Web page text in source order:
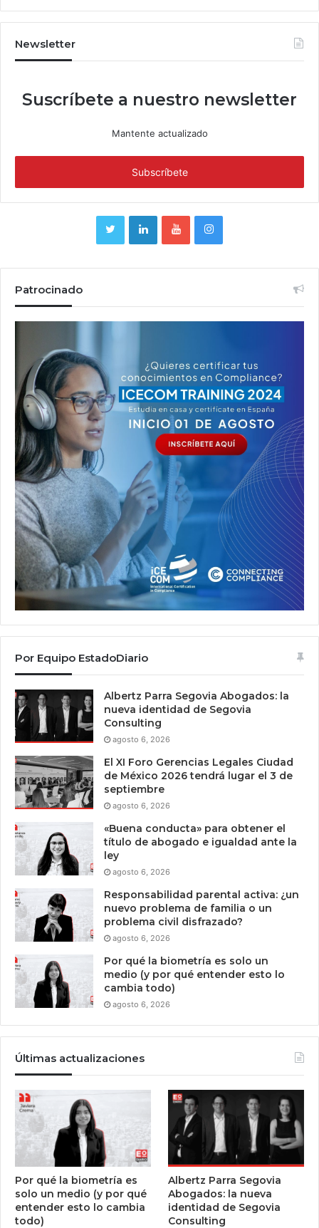
Newsletter
Suscríbete a nuestro newsletter
Mantente actualizado
Patrocinado
Por Equipo EstadoDiario
Albertz Parra Segovia Abogados: la
nueva identidad de Segovia
Consulting
agosto 6, 2026
El XI Foro Gerencias Legales Ciudad
de México 2026 tendrá lugar el 3 de
septiembre
agosto 6, 2026
«Buena conducta» para obtener el
título de abogado e igualdad ante la
ley
agosto 6, 2026
Responsabilidad parental activa: ¿un
nuevo problema de familia o un
problema civil disfrazado?
agosto 6, 2026
Por qué la biometría es solo un
medio (y por qué entender esto lo
cambia todo)
agosto 6, 2026
Últimas actualizaciones
Por qué la biometría es
solo un medio (y por qué
entender esto lo cambia
todo)
Albertz Parra Segovia
Abogados: la nueva
identidad de Segovia
Consulting